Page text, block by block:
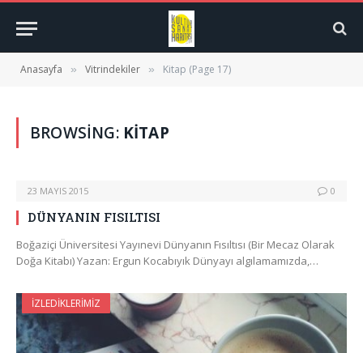
Anasayfa » Vitrindekiler » Kitap (Page 17)
BROWSING: KITAP
23 MAYIS 2015 0
DÜNYANIN FISILTISI
Boğaziçi Üniversitesi Yayınevi Dünyanın Fısıltısı (Bir Mecaz Olarak
Doğa Kitabı) Yazan: Ergun Kocabıyık Dünyayı algılamamızda,…
İZLEDIKLERIMIZ